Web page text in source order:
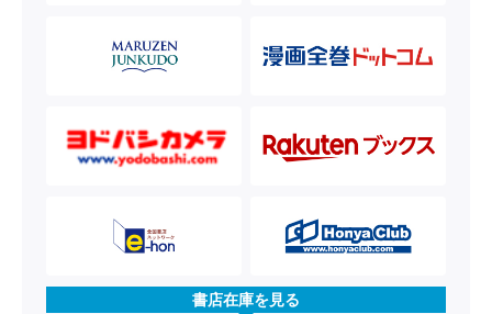
書店在庫を見る